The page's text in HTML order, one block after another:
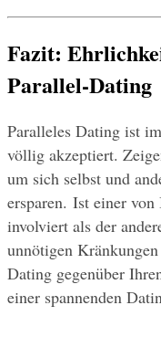
Fazit:
Parallel-Dating
Paralleles Dating ist
völlig akzeptiert.
um sich selbst und
ersparen. Ist einer
involviert als der
unnötigen
Dating gegenüber
einer spannenden